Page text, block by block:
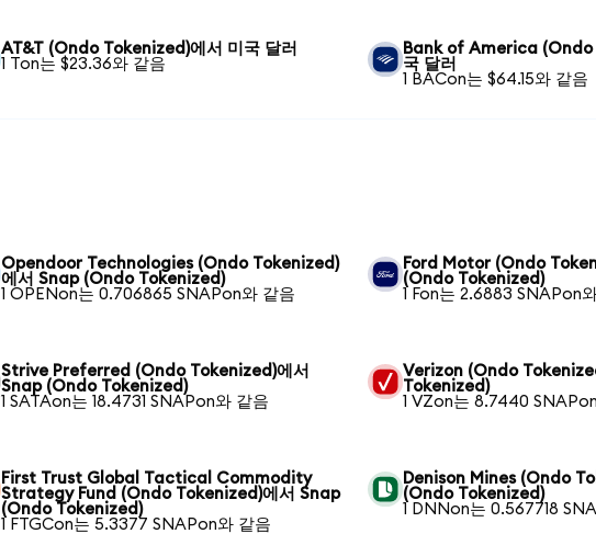
AT&T (Ondo Tokenized)에서 미국 달러
1 Ton는 $23.36와 같음
Bank of America (Ondo
국 달러
1 BACon는 $64.15와 같음
Opendoor Technologies (Ondo Tokenized)
에서 Snap (Ondo Tokenized)
1 OPENon는 0.706865 SNAPon와 같음
Ford Motor (Ondo
(Ondo Tokenized)
1 Fon는 2.6883 SNAPon
Strive Preferred (Ondo Tokenized)에서
Snap (Ondo Tokenized)
1 SATAon는 18.4731 SNAPon와 같음
Verizon (Ondo
Tokenized)
1 VZon는 8.7440
First Trust Global Tactical Commodity
Strategy Fund (Ondo Tokenized)에서 Snap
(Ondo Tokenized)
1 FTGCon는 5.3377 SNAPon와 같음
Denison Mines (Ondo
(Ondo Tokenized)
1 DNNon는 0.567718